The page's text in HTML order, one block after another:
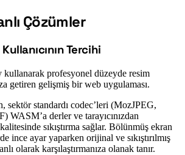
Çözümler
Tercihi
kullanarak profesyonel düzeyde resim
getiren gelişmiş bir web uygulaması.
sektör standardı codec’leri (MozJPEG,
WASM’a derler ve tarayıcınızdan
sıkıştırma sağlar. Bölünmüş ekran
ince ayar yaparken orijinal ve sıkıştırılmış
olarak karşılaştırmanıza olanak tanır.